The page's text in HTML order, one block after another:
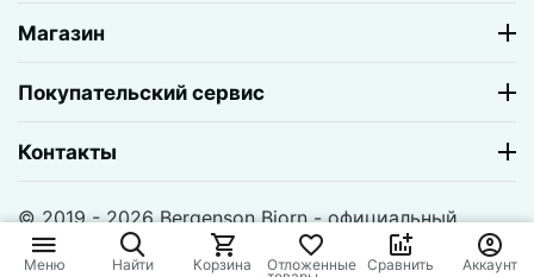
Магазин
Покупательский сервис
Контакты
© 2019 - 2026 Bergenson Bjorn - официальный
магазин. На базе
CS-Cart и премиум темы —
© AB:
UniTheme2
Меню Найти Корзина Отложенные Сравнить Аккаунт